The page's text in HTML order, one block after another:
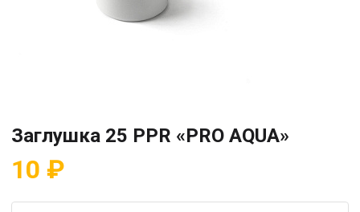
Заглушка 25 PPR «PRO AQUA»
10 ₽